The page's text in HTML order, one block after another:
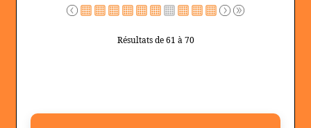
Résultats de 61 à 70